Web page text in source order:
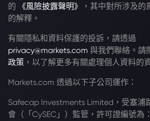
的
《風險披露聲明》
，其中對所涉及的
的解釋。
有關隱私和資料保護的投訴，請透過
privacy@markets.com 與我們聯絡。請
政策 ，以了解更多有關處理個人資料的
Markets.com 透過以下子公司運作：
Safecap Investments Limited，受塞浦
會（「CySEC」）監管，許可證編號為